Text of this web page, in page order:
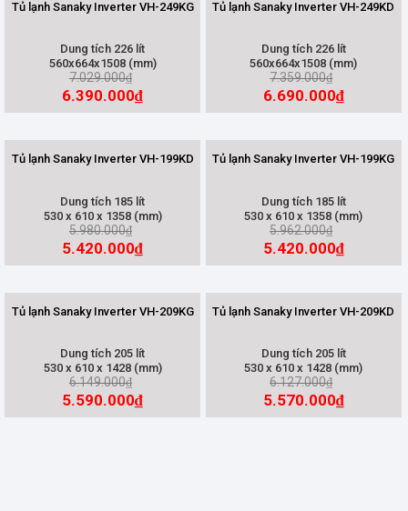
Tủ lạnh Sanaky Inverter VH-249KG
Dung tích 226 lít
560x664x1508 (mm)
7.029.000₫
6.390.000₫
Tủ lạnh Sanaky Inverter VH-249KD
Dung tích 226 lít
560x664x1508 (mm)
7.359.000₫
6.690.000₫
Tủ lạnh Sanaky Inverter VH-199KD
Dung tích 185 lít
530 x 610 x 1358 (mm)
5.980.000₫
5.420.000₫
Tủ lạnh Sanaky Inverter VH-199KG
Dung tích 185 lít
530 x 610 x 1358 (mm)
5.962.000₫
5.420.000₫
Tủ lạnh Sanaky Inverter VH-209KG
Dung tích 205 lít
530 x 610 x 1428 (mm)
6.149.000₫
5.590.000₫
Tủ lạnh Sanaky Inverter VH-209KD
Dung tích 205 lít
530 x 610 x 1428 (mm)
6.127.000₫
5.570.000₫